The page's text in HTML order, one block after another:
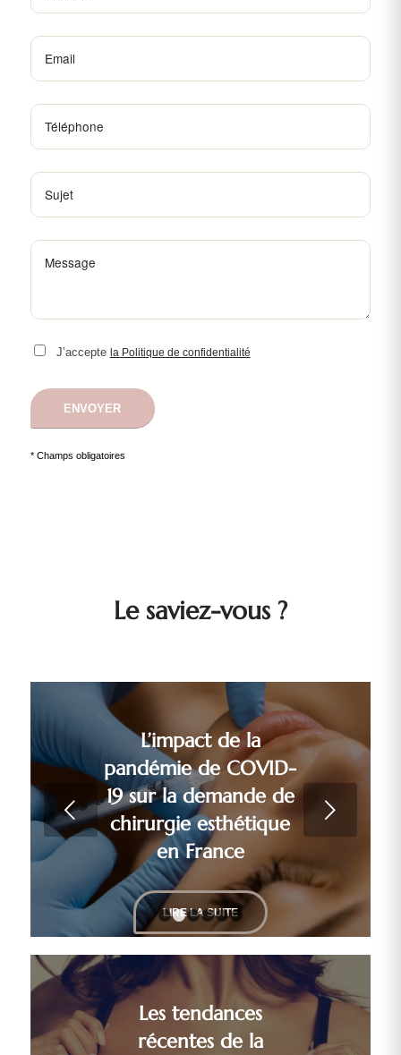
J’accepte la Politique de confidentialité
* Champs obligatoires
Le saviez-vous ?
L’impact de la
pandémie de COVID-
19 sur la demande de
chirurgie esthétique
en France
LIRE LA SUITE
Suivant
1 5 6
Les tendances
récentes de la